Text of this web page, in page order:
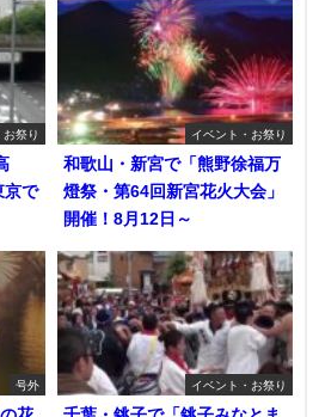
お祭り
京で
イベント・お祭り
和歌山・新宮で「熊野徐福万
燈祭・第64回新宮花火大会」
開催！8月12日～
号外 イベント・お祭り